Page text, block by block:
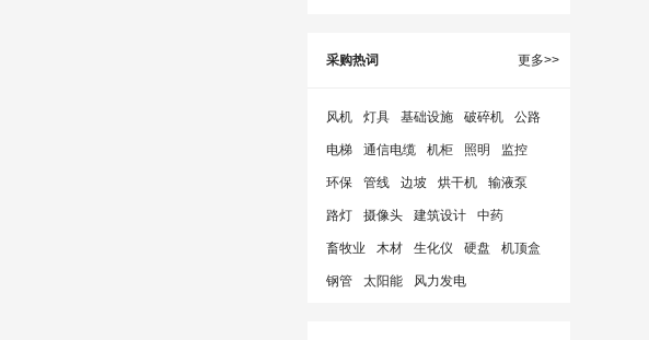
采购热词 更多>>
风机 灯具 基础设施 破碎机 公路
电梯 通信电缆 机柜 照明 监控
环保 管线 边坡 烘干机 输液泵
路灯 摄像头 建筑设计 中药
畜牧业 木材 生化仪 硬盘 机顶盒
钢管 太阳能 风力发电